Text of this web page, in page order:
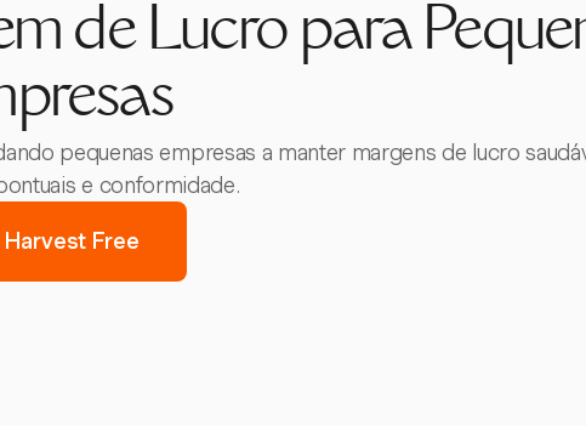
de Lucro para
pequenas empresas a manter margens de lucro
e conformidade.
Harvest Free